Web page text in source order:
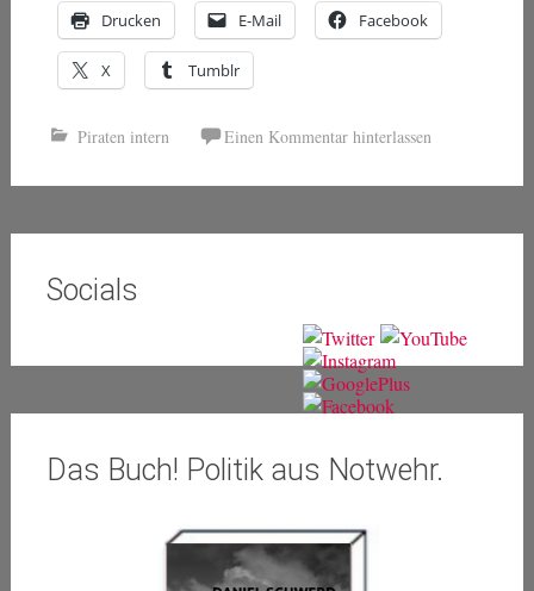
Drucken E-Mail Facebook
X Tumblr
Piraten intern Einen Kommentar hinterlassen
Socials
Das Buch! Politik aus Notwehr.